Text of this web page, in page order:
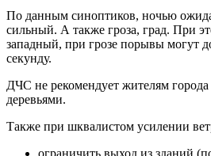
По данным синоптиков, ночью
сильный. А также гроза, град. При
западный, при грозе порывы могут
секунду.
ДЧС не рекомендует жителям
деревьями.
Также при шквалистом усилении
ограничить выход из зданий